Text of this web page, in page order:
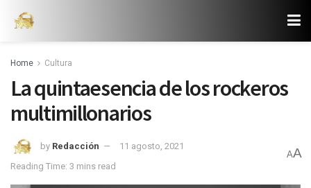
Home Cultura
La quintaesencia de los rockeros
multimillonarios
by Redacción
11 agosto, 2021
Reading Time: 3 mins read
AA